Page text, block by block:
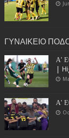
ΓΥΝΑΙΚΕΙΟ
Α'
|
Α'